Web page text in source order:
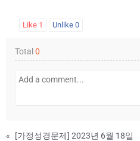
Like 1 Unlike 0
Total 0
« [가정성경문제] 2023년 6월 18일